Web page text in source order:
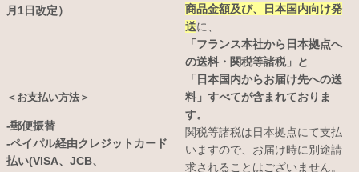
月1日改定）
＜お支払い方法＞
-郵便振替
-ペイパル経由クレジットカード
払い(VISA、JCB、
商品金額及び、日本国内向け発
送に、
「フランス本社から日本拠点へ
の送料・関税等諸税」と
「日本国内からお届け先への送
料」すべてが含まれておりま
す。
関税等諸税は日本拠点にて支払
いますので、お届け時に別途請
求されることはございません。